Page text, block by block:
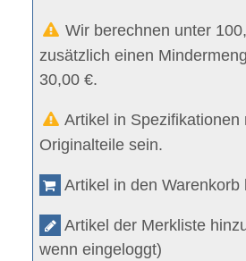
Wir berechnen unter
zusätzlich einen
30,00 €.
Artikel in Spezifikationen
Originalteile sein.
Artikel in den Warenkorb
Artikel der Merkliste
wenn eingeloggt)